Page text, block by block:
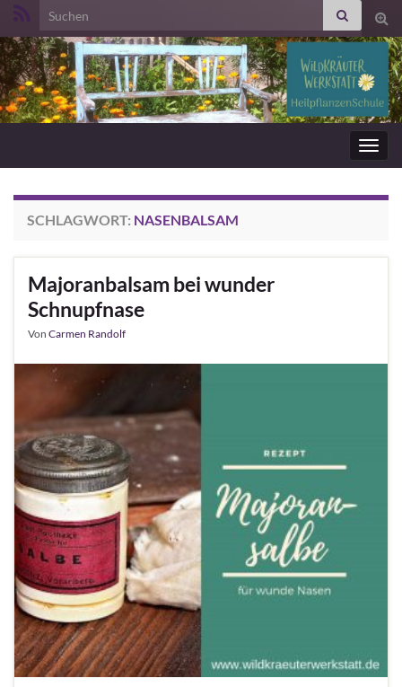
Search for:
SCHLAGWORT: NASENBALSAM
Majoranbalsam bei wunder
Schnupfnase
Von Carmen Randolf